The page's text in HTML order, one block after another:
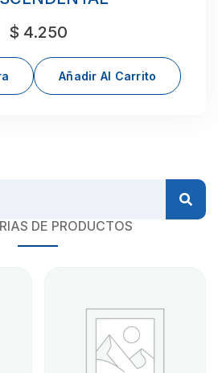
$ 4.250
Añadir Al Carrito
DE PRODUCTOS